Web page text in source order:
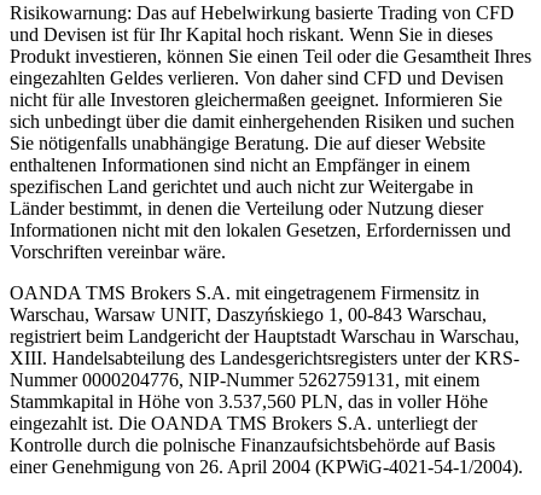
Risikowarnung: Das auf Hebelwirkung basierte Trading von CFD
und Devisen ist für Ihr Kapital hoch riskant. Wenn Sie in dieses
Produkt investieren, können Sie einen Teil oder die Gesamtheit Ihres
eingezahlten Geldes verlieren. Von daher sind CFD und Devisen
nicht für alle Investoren gleichermaßen geeignet. Informieren Sie
sich unbedingt über die damit einhergehenden Risiken und suchen
Sie nötigenfalls unabhängige Beratung. Die auf dieser Website
enthaltenen Informationen sind nicht an Empfänger in einem
spezifischen Land gerichtet und auch nicht zur Weitergabe in
Länder bestimmt, in denen die Verteilung oder Nutzung dieser
Informationen nicht mit den lokalen Gesetzen, Erfordernissen und
Vorschriften vereinbar wäre.
OANDA TMS Brokers S.A. mit eingetragenem Firmensitz in
Warschau, Warsaw UNIT, Daszyńskiego 1, 00-843 Warschau,
registriert beim Landgericht der Hauptstadt Warschau in Warschau,
XIII. Handelsabteilung des Landesgerichtsregisters unter der KRS-
Nummer 0000204776, NIP-Nummer 5262759131, mit einem
Stammkapital in Höhe von 3.537,560 PLN, das in voller Höhe
eingezahlt ist. Die OANDA TMS Brokers S.A. unterliegt der
Kontrolle durch die polnische Finanzaufsichtsbehörde auf Basis
einer Genehmigung von 26. April 2004 (KPWiG-4021-54-1/2004).